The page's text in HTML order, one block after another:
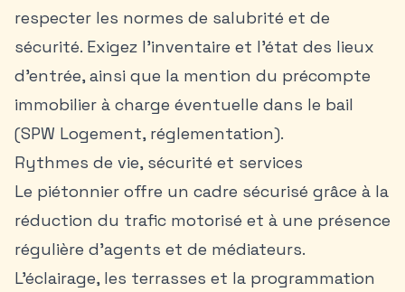
respecter les normes de salubrité et de
sécurité. Exigez l’inventaire et l’état des lieux
d’entrée, ainsi que la mention du précompte
immobilier à charge éventuelle dans le bail
(SPW Logement, réglementation).
Rythmes de vie, sécurité et services
Le piétonnier offre un cadre sécurisé grâce à la
réduction du trafic motorisé et à une présence
régulière d’agents et de médiateurs.
L’éclairage, les terrasses et la programmation